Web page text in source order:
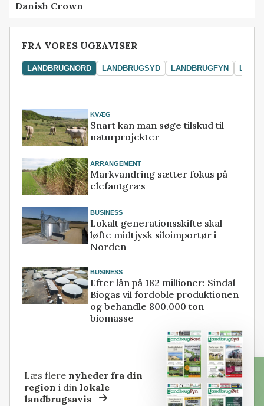
Danish Crown
FRA VORES UGEAVISER
LANDBRUGNORD LANDBRUGSYD LANDBRUGFYN
KVÆG
Snart kan man søge tilskud til
naturprojekter
ARRANGEMENT
Markvandring sætter fokus på
elefantgræs
BUSINESS
Lokalt generationsskifte skal
løfte midtjysk siloimportør i
Norden
BUSINESS
Efter lån på 182 millioner: Sindal
Biogas vil fordoble produktionen
og behandle 800.000 ton
biomasse
Læs flere nyheder fra din
region i dinlokale
landbrugsavis